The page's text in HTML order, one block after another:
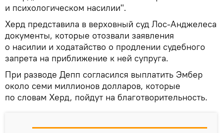
и психологическом насилии".
Херд представила в верховный суд Лос-Анджелеса
документы, которые отозвали заявления
о насилии и ходатайство о продлении судебного
запрета на приближение к ней супруга.
При разводе Депп согласился выплатить Эмбер
около семи миллионов долларов, которые
по словам Херд, пойдут на благотворительность.